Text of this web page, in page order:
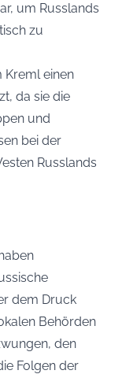
um Russlands
zu
Kreml einen
da sie die
und
bei der
Russlands
dem Druck
Behörden
den
Folgen der